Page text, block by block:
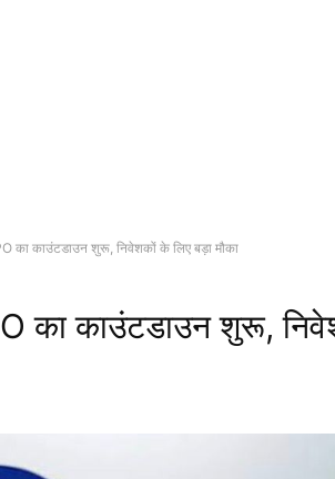
का काउंटडाउन शुरू, निवेशकों के लिए बड़ा मौका
का काउंटडाउन शुरू,